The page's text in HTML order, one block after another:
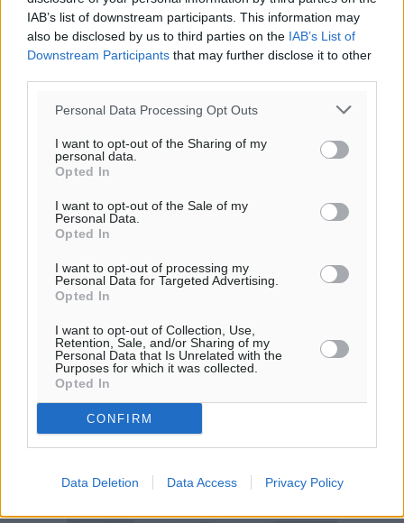
IAB’s list of downstream participants. This information may
also be disclosed by us to third parties on the IAB’s List of
Downstream Participants that may further disclose it to other
Personal Data Processing Opt Outs
I want to opt-out of the Sharing of my
personal data.
Opted In
I want to opt-out of the Sale of my
Personal Data.
Opted In
I want to opt-out of processing my
Personal Data for Targeted Advertising.
Opted In
I want to opt-out of Collection, Use,
Retention, Sale, and/or Sharing of my
Personal Data that Is Unrelated with the
Purposes for which it was collected.
Opted In
CONFIRM
Data Deletion Data Access Privacy Policy